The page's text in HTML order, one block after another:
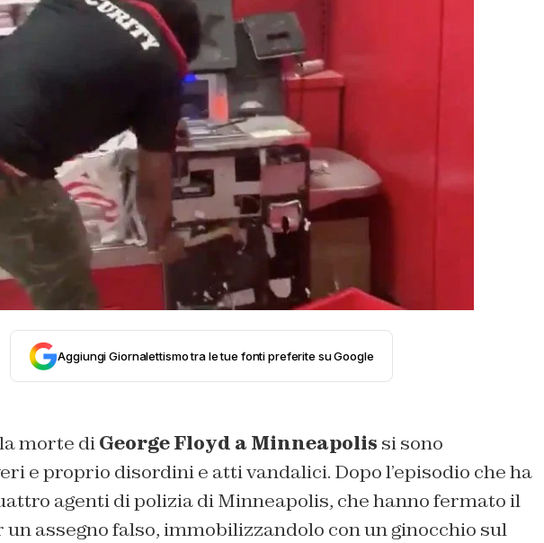
Aggiungi Giornalettismo tra le tue fonti preferite su Google
morte diGeorge Floyd a Minneapolis si sono
e proprio disordini e atti vandalici. Dopo l’episodio che ha
agenti di polizia di Minneapolis, che hanno fermato il
un assegno falso, immobilizzandolo con un ginocchio sul